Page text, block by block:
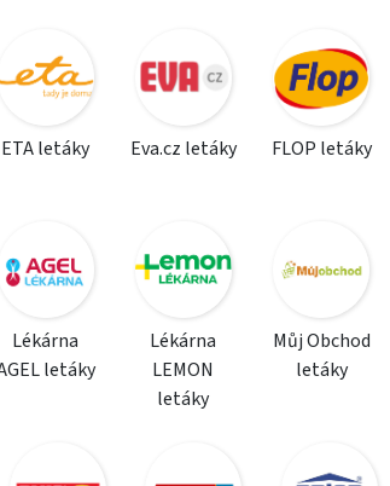
ETA letáky Eva.cz letáky FLOP letáky
Lékárna
letáky
Lékárna
LEMON
letáky
Můj Obchod
letáky